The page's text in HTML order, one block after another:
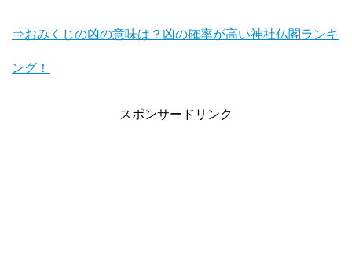
⇒おみくじの凶の意味は？凶の確率が高い神社仏閣ランキ
ング！
スポンサードリンク